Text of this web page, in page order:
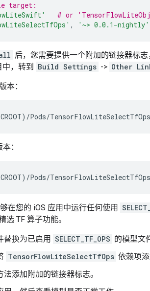
target:
# or
, '~> 0.0.1-nightly'
后，您需要提供一个附加的链接器标
，转到
Build Settings -> Other
本：
：
在您的 iOS 应用中运行任何使用
选 TF 算子功能。
替换为已启用 SELECT_TF_OPS 的模型文
TensorFlowLiteSelectTfOps 依赖项添
法添加附加的链接器标志。